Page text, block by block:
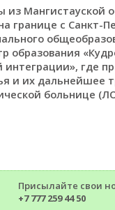
Мангистауской
границе с Санкт-
где
и их дальнейшее
больнице
Присылайте свои
+7 777 259 44 50